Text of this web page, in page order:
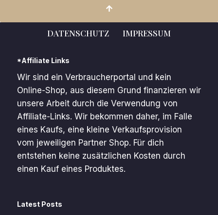
DATENSCHUTZ IMPRESSUM
*Affiliate Links
Wir sind ein Verbraucherportal und kein
Online-Shop, aus diesem Grund finanzieren wir
unsere Arbeit durch die Verwendung von
Affiliate-Links. Wir bekommen daher, im Falle
eines Kaufs, eine kleine Verkaufsprovision
vom jeweiligen Partner Shop. Für dich
entstehen keine zusätzlichen Kosten durch
einen Kauf eines Produktes.
Latest Posts